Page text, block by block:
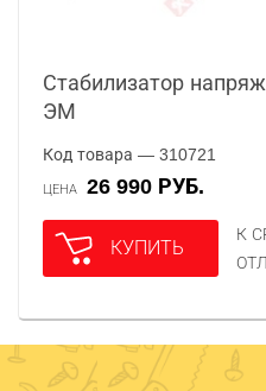
Стабилизатор
ЭМ
Код товара — 310721
ЦЕНА 26 990 РУБ.
КУПИТЬ
К